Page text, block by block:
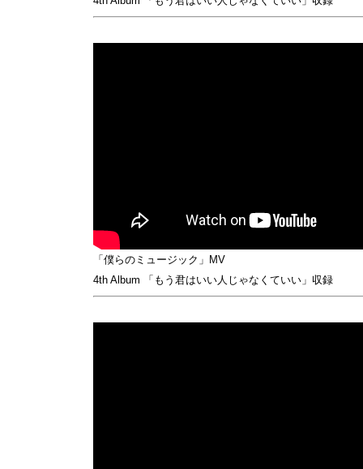
「僕らのミュージック」MV
4th Album 「もう君はいい人じゃなくていい」収録